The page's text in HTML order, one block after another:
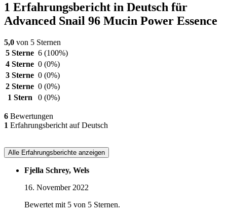
1 Erfahrungsbericht in Deutsch für
Advanced Snail 96 Mucin Power Essence
5,0 von 5 Sternen
5 Sterne 6 (100%)
4 Sterne 0 (0%)
3 Sterne 0 (0%)
2 Sterne 0 (0%)
1 Stern
0 (0%)
6 Bewertungen
1 Erfahrungsbericht auf Deutsch
Alle Erfahrungsberichte anzeigen
Fjella Schrey, Wels
16. November 2022
Bewertet mit 5 von 5 Sternen.